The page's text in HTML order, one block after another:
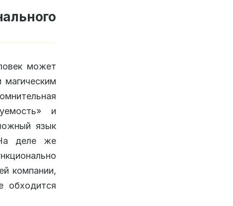
может
магическим
и
язык
деле же
компании,
обходится